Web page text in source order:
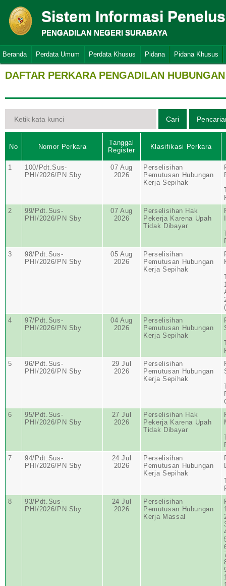
Sistem Informasi
PENGADILAN NEGERI SURABAYA
Beranda Perdata Umum Perdata Khusus Pidana Pidana Khusus
DAFTAR PERKARA PENGADILAN
No Nomor Perkara
Tanggal
Register
Klasifikasi Perkara
1
100/Pdt.Sus-
PHI/2026/PN Sby
07 Aug
2026
Perselisihan
Pemutusan Hubungan
Kerja Sepihak
2
99/Pdt.Sus-
PHI/2026/PN Sby
07 Aug
2026
Perselisihan Hak
Pekerja Karena Upah
Tidak Dibayar
3
98/Pdt.Sus-
PHI/2026/PN Sby
05 Aug
2026
Perselisihan
Pemutusan Hubungan
Kerja Sepihak
4
97/Pdt.Sus-
PHI/2026/PN Sby
04 Aug
2026
Perselisihan
Pemutusan Hubungan
Kerja Sepihak
5
96/Pdt.Sus-
PHI/2026/PN Sby
29 Jul
2026
Perselisihan
Pemutusan Hubungan
Kerja Sepihak
6
95/Pdt.Sus-
PHI/2026/PN Sby
27 Jul
2026
Perselisihan Hak
Pekerja Karena Upah
Tidak Dibayar
7
94/Pdt.Sus-
PHI/2026/PN Sby
24 Jul
2026
Perselisihan
Pemutusan Hubungan
Kerja Sepihak
8
93/Pdt.Sus-
PHI/2026/PN Sby
24 Jul
2026
Perselisihan
Pemutusan Hubungan
Kerja Massal